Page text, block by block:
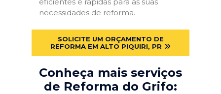
necessidades de reforma.
SOLICITE UM ORÇAMENTO DE
REFORMA EM ALTO PIQUIRI, PR
Conheça mais serviços
de Reforma do Grifo: